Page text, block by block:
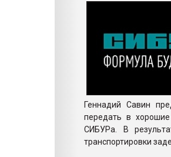
Геннадий Савин
передать в
СИБУРа. В
транспортировки